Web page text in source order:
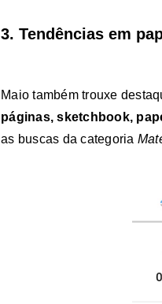
3. Tendências em
Maio também trouxe
páginas, sketchbook,
as buscas da categoria